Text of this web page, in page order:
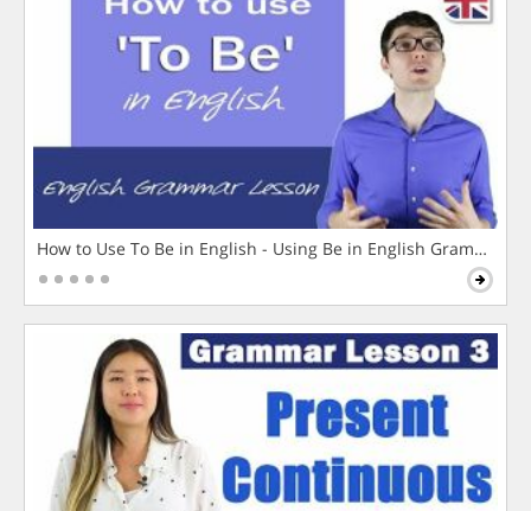
How to Use To Be in English - Using Be in English Grammar